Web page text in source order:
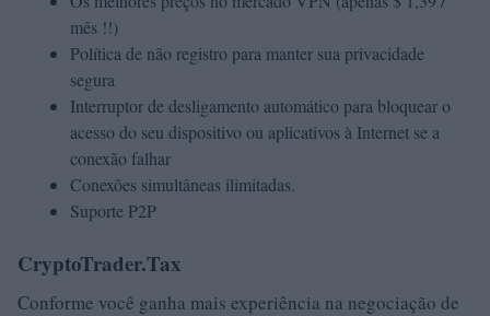
mês !!)
Política de não registro para manter sua privacidade
segura
Interruptor de desligamento automático para bloquear o
acesso do seu dispositivo ou aplicativos à Internet se a
conexão falhar
Conexões simultâneas ilimitadas.
Suporte P2P
CryptoTrader.Tax
Conforme você ganha mais experiência na negociação de